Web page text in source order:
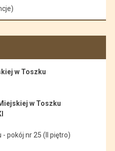
w Toszku
w Toszku
- pokój nr 25 (II piętro)